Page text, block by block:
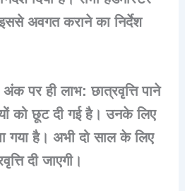
अवगत कराने का निर्देश
अंक पर ही लाभ: छात्रवृत्ति पाने
को छूट दी गई है। उनके लिए
गया है। अभी दो साल के लिए
दी जाएगी।